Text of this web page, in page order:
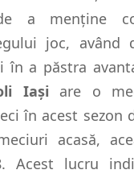
a menține
joc, având
în a păstra
Iași are o
în acest sezon
acasă,
Acest lucru